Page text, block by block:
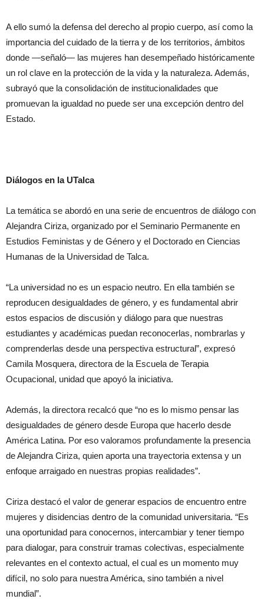
A ello sumó la defensa del derecho al propio cuerpo, así como la
importancia del cuidado de la tierra y de los territorios, ámbitos
donde —señaló— las mujeres han desempeñado históricamente
un rol clave en la protección de la vida y la naturaleza. Además,
subrayó que la consolidación de institucionalidades que
promuevan la igualdad no puede ser una excepción dentro del
Estado.
Diálogos en la UTalca
La temática se abordó en una serie de encuentros de diálogo con
Alejandra Ciriza, organizado por el Seminario Permanente en
Estudios Feministas y de Género y el Doctorado en Ciencias
Humanas de la Universidad de Talca.
“La universidad no es un espacio neutro. En ella también se
reproducen desigualdades de género, y es fundamental abrir
estos espacios de discusión y diálogo para que nuestras
estudiantes y académicas puedan reconocerlas, nombrarlas y
comprenderlas desde una perspectiva estructural”, expresó
Camila Mosquera, directora de la Escuela de Terapia
Ocupacional, unidad que apoyó la iniciativa.
Además, la directora recalcó que “no es lo mismo pensar las
desigualdades de género desde Europa que hacerlo desde
América Latina. Por eso valoramos profundamente la presencia
de Alejandra Ciriza, quien aporta una trayectoria extensa y un
enfoque arraigado en nuestras propias realidades”.
Ciriza destacó el valor de generar espacios de encuentro entre
mujeres y disidencias dentro de la comunidad universitaria. “Es
una oportunidad para conocernos, intercambiar y tener tiempo
para dialogar, para construir tramas colectivas, especialmente
relevantes en el contexto actual, el cual es un momento muy
difícil, no solo para nuestra América, sino también a nivel
mundial”.